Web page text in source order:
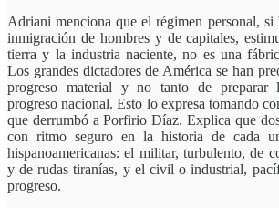
Adriani menciona que el régimen personal,
inmigración de hombres y de capitales,
tierra y la industria naciente, no es una
Los grandes dictadores de América se han
progreso material y no tanto de preparar
progreso nacional. Esto lo expresa tomando
que derrumbó a Porfirio Díaz. Explica que
con ritmo seguro en la historia de cada
hispanoamericanas: el militar, turbulento, de
y de rudas tiranías, y el civil o industrial,
progreso.